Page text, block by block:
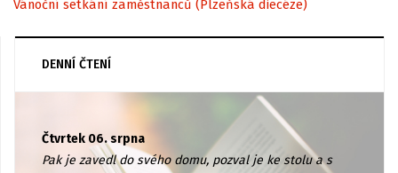
Vánoční setkání zaměstnanců (Plzeňská diecéze)
DENNÍ ČTENÍ
Čtvrtek 06. srpna
Pak je zavedl do svého domu, pozval je ke stolu a s